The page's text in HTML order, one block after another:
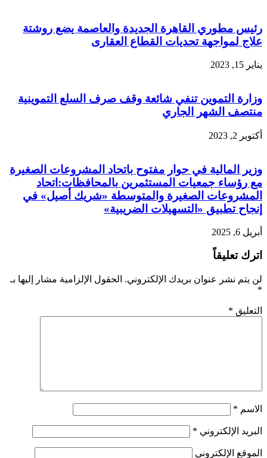
رئيس مطوري القاهرة الجديدة والعاصمة يضع روشتة
علاج لمواجهة تحديات القطاع العقارى
يناير 15, 2023
وزارة التموين تنفي شائعة وقف صرف السلع التموينية
منتصف الشهر الجاري
أكتوبر 2, 2023
وزير المالية في حوار مفتوح باتحاد المشروعات الصغيرة
مع رؤساء جمعيات المستثمرين بالمحافظات:اتحاد
المشروعات الصغيرة والمتوسطة «شريك أصيل» في
إنجاح تطبيق «التسهيلات الضريبية»
أبريل 6, 2025
اترك تعليقاً
لن يتم نشر عنوان بريدك الإلكتروني. الحقول الإلزامية مشار إليها بـ
*
التعليق *
الاسم *
البريد الإلكتروني *
الموقع الإلكتروني